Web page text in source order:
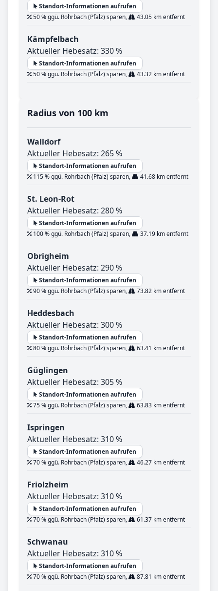
Standort-Informationen aufrufen
50 % ggü. Rohrbach (Pfalz) sparen,
43.05 km entfernt
Kämpfelbach
Aktueller Hebesatz: 330 %
Standort-Informationen aufrufen
50 % ggü. Rohrbach (Pfalz) sparen,
43.32 km entfernt
Radius von 100 km
Walldorf
Aktueller Hebesatz: 265 %
Standort-Informationen aufrufen
115 % ggü. Rohrbach (Pfalz) sparen,
41.68 km entfernt
St. Leon-Rot
Aktueller Hebesatz: 280 %
Standort-Informationen aufrufen
100 % ggü. Rohrbach (Pfalz) sparen,
37.19 km entfernt
Obrigheim
Aktueller Hebesatz: 290 %
Standort-Informationen aufrufen
90 % ggü. Rohrbach (Pfalz) sparen,
73.82 km entfernt
Heddesbach
Aktueller Hebesatz: 300 %
Standort-Informationen aufrufen
80 % ggü. Rohrbach (Pfalz) sparen,
63.41 km entfernt
Güglingen
Aktueller Hebesatz: 305 %
Standort-Informationen aufrufen
75 % ggü. Rohrbach (Pfalz) sparen,
63.83 km entfernt
Ispringen
Aktueller Hebesatz: 310 %
Standort-Informationen aufrufen
70 % ggü. Rohrbach (Pfalz) sparen,
46.27 km entfernt
Friolzheim
Aktueller Hebesatz: 310 %
Standort-Informationen aufrufen
70 % ggü. Rohrbach (Pfalz) sparen,
61.37 km entfernt
Schwanau
Aktueller Hebesatz: 310 %
Standort-Informationen aufrufen
70 % ggü. Rohrbach (Pfalz) sparen,
87.81 km entfernt